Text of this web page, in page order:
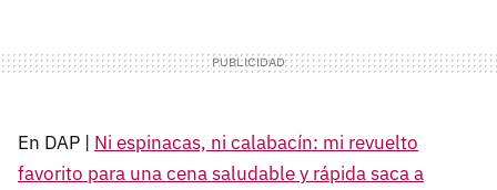
En DAP | Ni espinacas, ni calabacín: mi revuelto
favorito para una cena saludable y rápida saca a